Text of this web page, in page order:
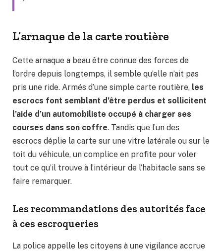
L’arnaque de la carte routière
Cette arnaque a beau être connue des forces de
l’ordre depuis longtemps, il semble qu’elle n’ait pas
pris une ride. Armés d’une simple carte routière, les
escrocs font semblant d’être perdus et sollicitent
l’aide d’un automobiliste occupé à charger ses
courses dans son coffre. Tandis que l’un des
escrocs déplie la carte sur une vitre latérale ou sur le
toit du véhicule, un complice en profite pour voler
tout ce qu’il trouve à l’intérieur de l’habitacle sans se
faire remarquer.
Les recommandations des autorités face
à ces escroqueries
La police appelle les citoyens à une vigilance accrue